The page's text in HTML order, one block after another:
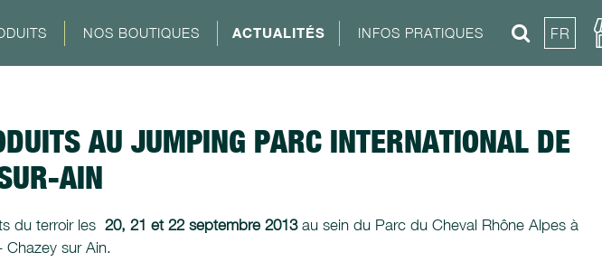
NOS BOUTIQUES ACTUALITÉS INFOS PRATIQUES FR
AU JUMPING PARC INTERNATIONAL DE
AIN
du terroir les 20, 21 et 22 septembre 2013au sein du Parc du Cheval Rhône Alpes à
sur Ain.